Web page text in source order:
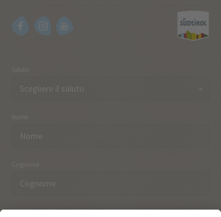
Saluto
Nome
Cognome
Indirizzo email